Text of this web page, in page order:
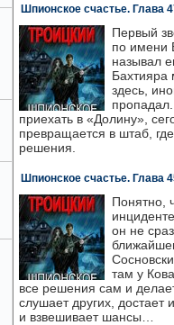
Шпионское счастье. Глава
Первый
по имени
называл
Бахтияра
здесь,
приехать в «Долину»,
превращается в штаб,
решения.
Шпионское счастье. Глава
Понятно,
он не
там у
все решения сам и
слушает других, достает
и взвешивает шансы…